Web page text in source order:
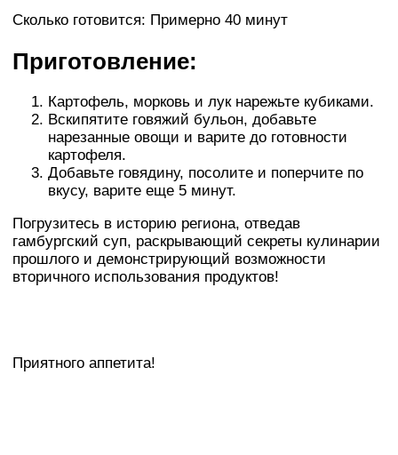
Сколько готовится: Примерно 40 минут
Приготовление:
Картофель, морковь и лук нарежьте кубиками.
Вскипятите говяжий бульон, добавьте
нарезанные овощи и варите до готовности
картофеля.
Добавьте говядину, посолите и поперчите по
вкусу, варите еще 5 минут.
Погрузитесь в историю региона, отведав
гамбургский суп, раскрывающий секреты кулинарии
прошлого и демонстрирующий возможности
вторичного использования продуктов!
Приятного аппетита!